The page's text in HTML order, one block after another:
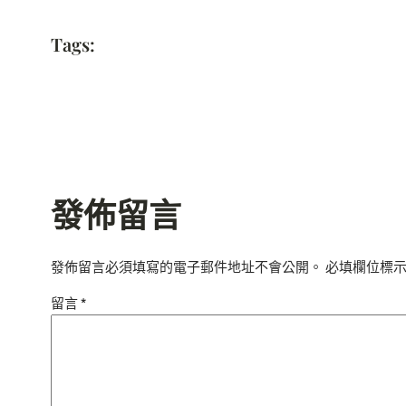
Tags:
發佈留言
發佈留言必須填寫的電子郵件地址不會公開。 必填欄位標
留言*